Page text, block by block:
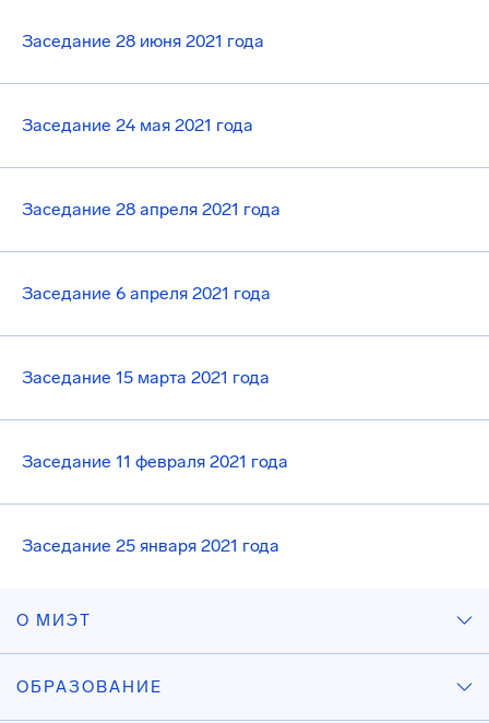
Заседание 28 июня 2021 года
Заседание 24 мая 2021 года
Заседание 28 апреля 2021 года
Заседание 6 апреля 2021 года
Заседание 15 марта 2021 года
Заседание 11 февраля 2021 года
Заседание 25 января 2021 года
О МИЭТ
ОБРАЗОВАНИЕ